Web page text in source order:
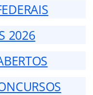
2026